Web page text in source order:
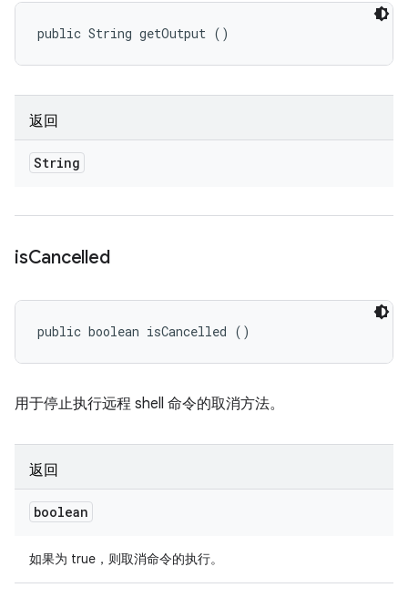
public String getOutput ()
返回
String
isCancelled
public boolean isCancelled ()
用于停止执行远程 shell 命令的取消方法。
返回
boolean
如果为 true，则取消命令的执行。